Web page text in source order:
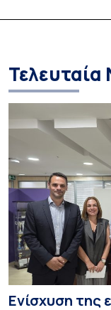
Τελευταία
Ενίσχυση της